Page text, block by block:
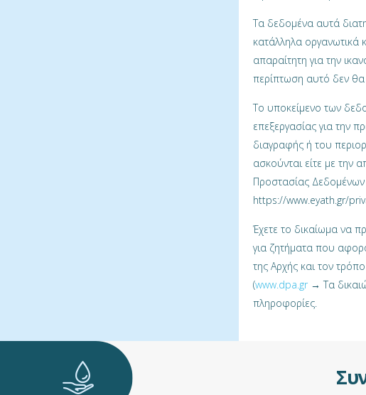
Τα δεδομένα αυτά
κατάλληλα οργανωτικά
απαραίτητη για την
περίπτωση αυτό δεν θα
Το υποκείμενο των
επεξεργασίας για την
διαγραφής ή του
ασκούνται είτε με την
Προστασίας Δεδομένων
https://www.eyath.gr/
Έχετε το δικαίωμα να
για ζητήματα που
της Αρχής και τον
(www.dpa.gr → Τα
πληροφορίες.